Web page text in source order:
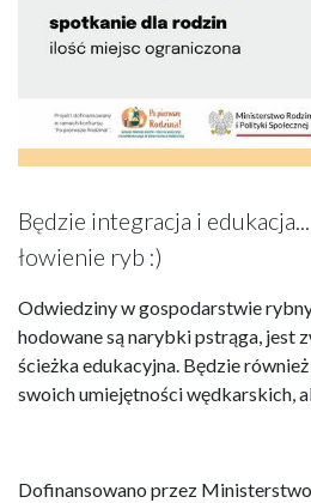
Będzie integracja i
łowienie ryb :)
Odwiedziny w gospodarstwie
hodowane są narybki pstrąga, jest
ścieżka edukacyjna. Będzie
swoich umiejętności wędkarskich,
Dofinansowano przez